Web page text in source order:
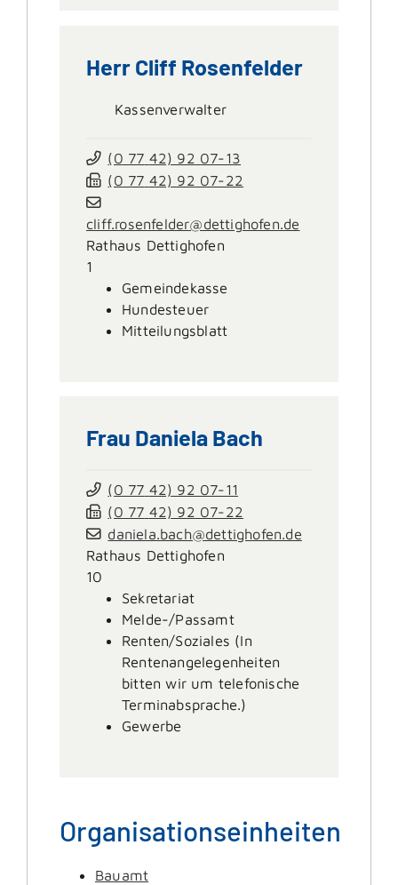
Herr Cliff Rosenfelder
Kassenverwalter
(0 77 42) 92 07-13
(0 77 42) 92 07-22
cliff.rosenfelder@dettighofen.de
Rathaus Dettighofen
1
Gemeindekasse
Hundesteuer
Mitteilungsblatt
Frau Daniela Bach
(0 77 42) 92 07-11
(0 77 42) 92 07-22
daniela.bach@dettighofen.de
Rathaus Dettighofen
10
Sekretariat
Melde-/Passamt
Renten/Soziales (In
Rentenangelegenheiten
bitten wir um telefonische
Terminabsprache.)
Gewerbe
Organisationseinheiten
Bauamt